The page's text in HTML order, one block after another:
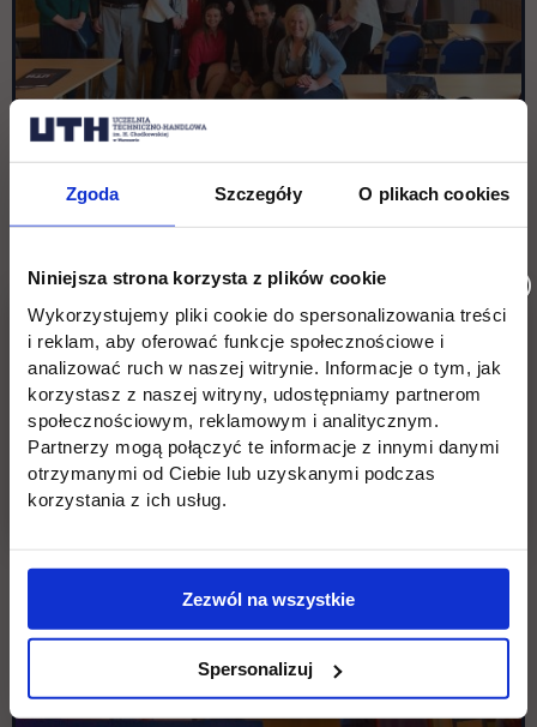
Zgoda Szczegóły O plikach cookies
Niniejsza strona korzysta z plików cookie
Wykorzystujemy pliki cookie do spersonalizowania treści
i reklam, aby oferować funkcje społecznościowe i
analizować ruch w naszej witrynie. Informacje o tym, jak
korzystasz z naszej witryny, udostępniamy partnerom
społecznościowym, reklamowym i analitycznym.
Partnerzy mogą połączyć te informacje z innymi danymi
otrzymanymi od Ciebie lub uzyskanymi podczas
korzystania z ich usług.
Zezwól na wszystkie
Spersonalizuj